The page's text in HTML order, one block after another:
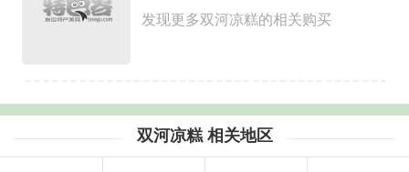
发现更多双河凉糕的相关购买
双河凉糕 相关地区